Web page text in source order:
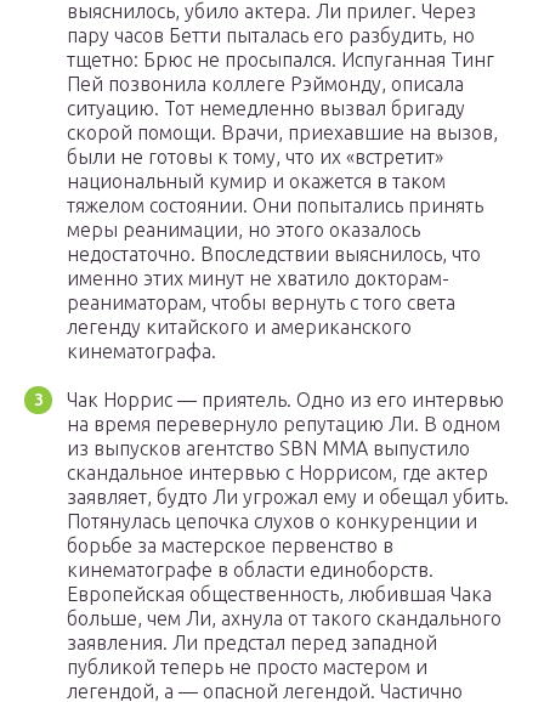
выяснилось, убило актера. Ли прилег. Через
пару часов Бетти пыталась его разбудить, но
тщетно: Брюс не просыпался. Испуганная Тинг
Пей позвонила коллеге Рэймонду, описала
ситуацию. Тот немедленно вызвал бригаду
скорой помощи. Врачи, приехавшие на вызов,
были не готовы к тому, что их «встретит»
национальный кумир и окажется в таком
тяжелом состоянии. Они попытались принять
меры реанимации, но этого оказалось
недостаточно. Впоследствии выяснилось, что
именно этих минут не хватило докторам-
реаниматорам, чтобы вернуть с того света
легенду китайского и американского
кинематографа.
Чак Норрис — приятель. Одно из его интервью
на время перевернуло репутацию Ли. В одном
из выпусков агентство SBN MMA выпустило
скандальное интервью с Норрисом, где актер
заявляет, будто Ли угрожал ему и обещал убить.
Потянулась цепочка слухов о конкуренции и
борьбе за мастерское первенство в
кинематографе в области единоборств.
Европейская общественность, любившая Чака
больше, чем Ли, ахнула от такого скандального
заявления. Ли предстал перед западной
публикой теперь не просто мастером и
легендой, а — опасной легендой. Частично